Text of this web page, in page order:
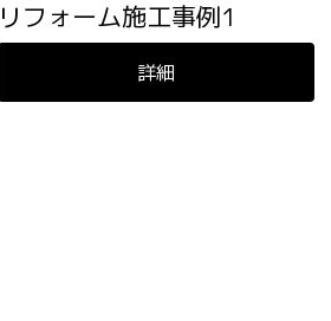
リフォーム施工事例1
詳細